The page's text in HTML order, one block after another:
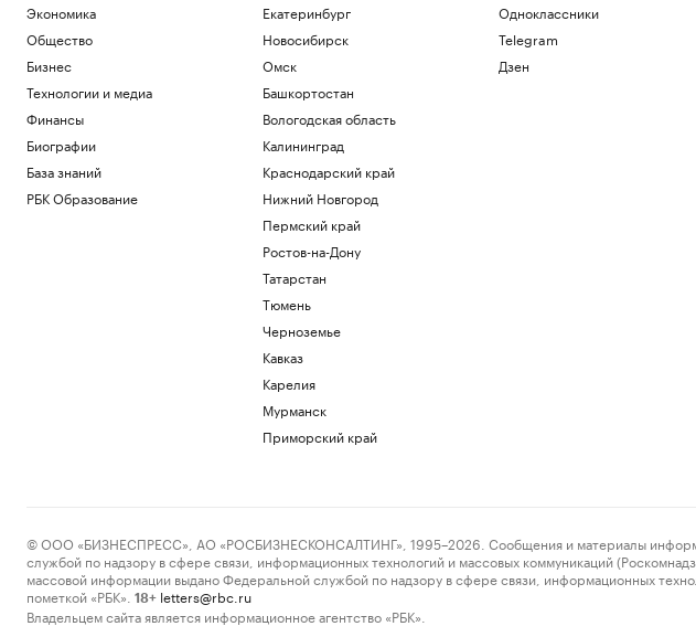
Экономика
Общество
Бизнес
Технологии и медиа
Финансы
Биографии
База знаний
РБК Образование
Екатеринбург
Новосибирск
Омск
Башкортостан
Вологодская область
Калининград
Краснодарский край
Нижний Новгород
Пермский край
Ростов-на-Дону
Татарстан
Тюмень
Черноземье
Кавказ
Карелия
Мурманск
Приморский край
Одноклассники
Telegram
Дзен
© ООО «БИЗНЕСПРЕСС», АО «РОСБИЗНЕСКОНСАЛТИНГ», 1995–2026. Сообщения и материалы
службой по надзору в сфере связи, информационных технологий и массовых коммуникаций
массовой информации выдано Федеральной службой по надзору в сфере связи, информационных
пометкой «РБК».
18+ letters@rbc.ru
Владельцем сайта является информационное агентство «РБК».